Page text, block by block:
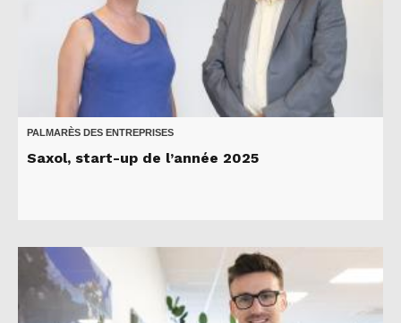
PALMARÈS DES ENTREPRISES
Saxol, start-up de l’année 2025